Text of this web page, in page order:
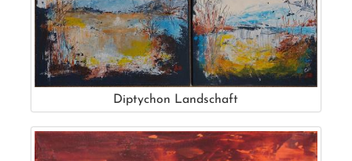
Diptychon Landschaft